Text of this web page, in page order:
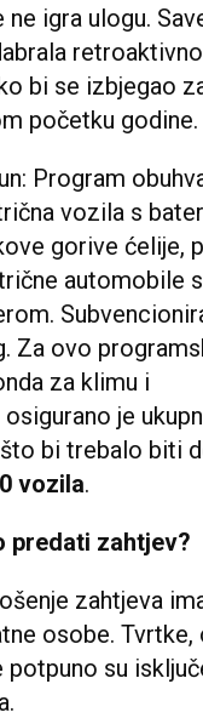
igra ulogu.
retroaktivno
bi se izbjegao
početku godine.
Program
vozila s
gorive ćelije,
automobile
Za ovo
za klimu i
je
bi trebalo biti
vozila.
predati zahtjev?
zahtjeva
osobe. Tvrtke,
potpuno su